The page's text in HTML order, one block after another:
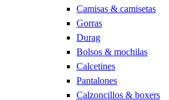
Camisas & camisetas
Gorras
Durag
Bolsos & mochilas
Calcetines
Pantalones
Calzoncillos & boxers